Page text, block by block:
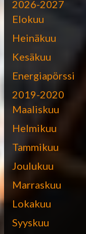
2026-2027
Elokuu
Heinäkuu
Kesäkuu
Energiapörssi
2019-2020
Maaliskuu
Helmikuu
Tammikuu
Joulukuu
Marraskuu
Lokakuu
Syyskuu